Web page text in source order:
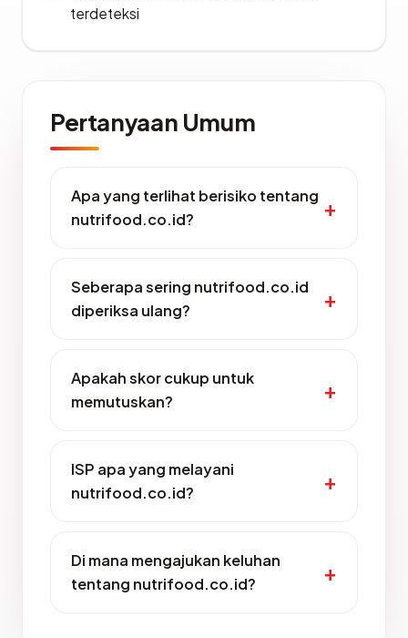
terdeteksi
Pertanyaan Umum
Apa yang terlihat berisiko tentang
nutrifood.co.id?
Seberapa sering nutrifood.co.id
diperiksa ulang?
Apakah skor cukup untuk
memutuskan?
ISP apa yang melayani
nutrifood.co.id?
Di mana mengajukan keluhan
tentang nutrifood.co.id?